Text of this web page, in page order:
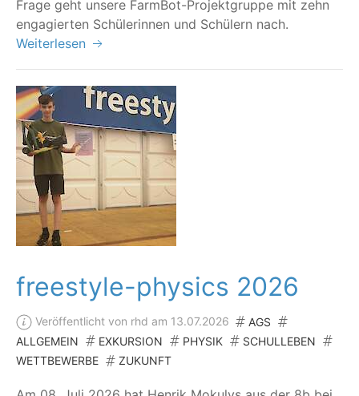
Fra­ge geht unse­re Farm­Bot-Pro­jekt­grup­pe mit zehn
enga­gier­ten Schü­le­rin­nen und Schü­lern nach.
Weiterlesen
freestyle-physics 2026
Veröffentlicht von rhd am 13.07.2026
AGS
ALLGEMEIN
EXKURSION PHYSIK
SCHULLEBEN
WETTBEWERBE
ZUKUNFT